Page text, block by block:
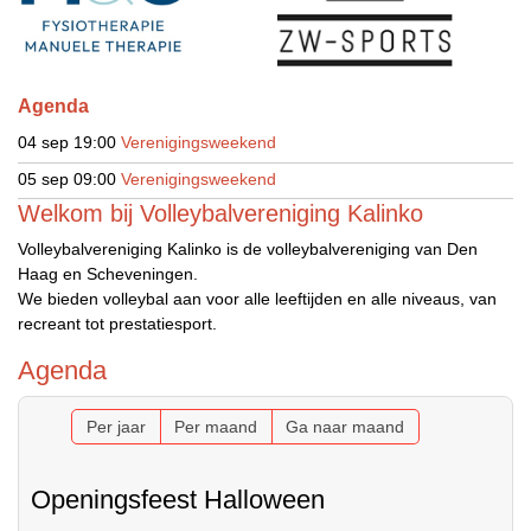
Agenda
04 sep 19:00 Verenigingsweekend
05 sep 09:00 Verenigingsweekend
Welkom bij Volleybalvereniging Kalinko
Volleybalvereniging Kalinko is de volleybalvereniging van Den
Haag en Scheveningen.
We bieden volleybal aan voor alle leeftijden en alle niveaus, van
recreant tot prestatiesport.
Agenda
Per jaar Per maand Ga naar maand
Openingsfeest Halloween